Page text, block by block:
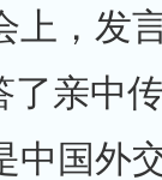
上，发
了亲中
中国外